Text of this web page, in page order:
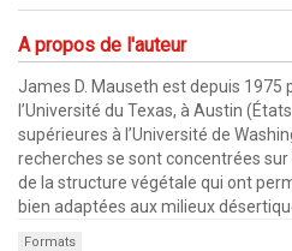
A propos de l'auteur
James D. Mauseth est depuis 1975
l’Université du Texas, à Austin
supérieures à l’Université de
recherches se sont concentrées
de la structure végétale qui ont
bien adaptées aux milieux
Formats